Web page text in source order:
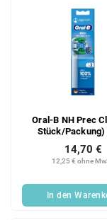
Oral-B NH Prec
Stück/Packung)
12,25 € ohne
14,70 €
In den